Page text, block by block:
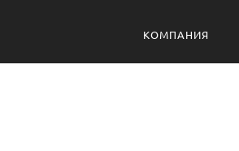
КОМПАНИЯ